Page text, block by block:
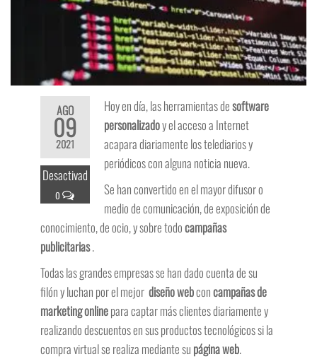
AGO
09
2021
Desactivad
o
Hoy en día, las herramientas desoftware
personalizadoy el acceso a Internet
acapara diariamente los telediarios y
periódicos con alguna noticia nueva.
Se han convertido en el mayor difusor o
medio de comunicación, de exposición de
conocimiento, de ocio, y sobre todocampañas
publicitarias.
Todas las grandes empresas se han dado cuenta de su
filón y luchan por el mejor diseño webconcampañas de
marketing onlinepara captar más clientes diariamente y
realizando descuentos en sus productos tecnológicos si la
compra virtual se realiza mediante su página web.